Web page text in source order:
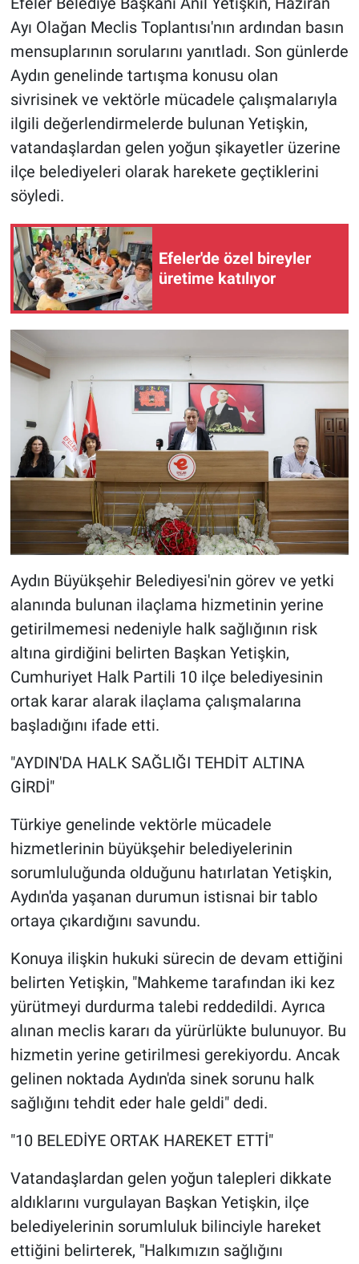
Ayı Olağan Meclis Toplantısı'nın ardından basın
mensuplarının sorularını yanıtladı. Son günlerde
Aydın genelinde tartışma konusu olan
sivrisinek ve vektörle mücadele çalışmalarıyla
ilgili değerlendirmelerde bulunan Yetişkin,
vatandaşlardan gelen yoğun şikayetler üzerine
ilçe belediyeleri olarak harekete geçtiklerini
söyledi.
Efeler'de özel bireyler
üretime katılıyor
Aydın Büyükşehir Belediyesi'nin görev ve yetki
alanında bulunan ilaçlama hizmetinin yerine
getirilmemesi nedeniyle halk sağlığının risk
altına girdiğini belirten Başkan Yetişkin,
Cumhuriyet Halk Partili 10 ilçe belediyesinin
ortak karar alarak ilaçlama çalışmalarına
başladığını ifade etti.
"AYDIN'DA HALK SAĞLIĞI TEHDİT ALTINA
GİRDİ"
Türkiye genelinde vektörle mücadele
hizmetlerinin büyükşehir belediyelerinin
sorumluluğunda olduğunu hatırlatan Yetişkin,
Aydın'da yaşanan durumun istisnai bir tablo
ortaya çıkardığını savundu.
Konuya ilişkin hukuki sürecin de devam ettiğini
belirten Yetişkin, "Mahkeme tarafından iki kez
yürütmeyi durdurma talebi reddedildi. Ayrıca
alınan meclis kararı da yürürlükte bulunuyor. Bu
hizmetin yerine getirilmesi gerekiyordu. Ancak
gelinen noktada Aydın'da sinek sorunu halk
sağlığını tehdit eder hale geldi" dedi.
"10 BELEDİYE ORTAK HAREKET ETTİ"
Vatandaşlardan gelen yoğun talepleri dikkate
aldıklarını vurgulayan Başkan Yetişkin, ilçe
belediyelerinin sorumluluk bilinciyle hareket
ettiğini belirterek, "Halkımızın sağlığını